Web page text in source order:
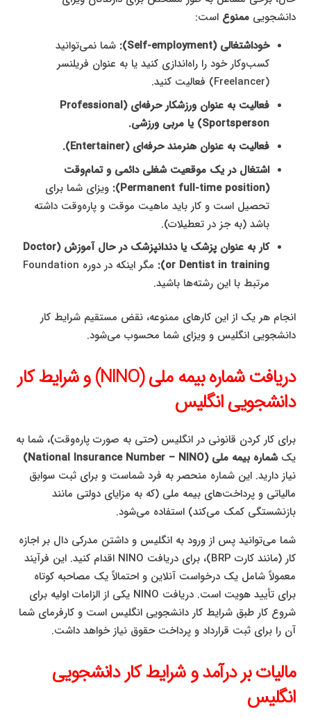
دانشجوییممنوع است:
خوداشتغالی (Self-employment):
شما نمی‌توانید
کسب‌وکار خود را راه‌اندازی کنید یا به عنوان فریلنسر
(Freelancer) فعالیت کنید.
فعالیت به عنوان ورزشکار حرفه‌ای (Professional
Sportsperson) یا مربی ورزشی.
فعالیت به عنوان هنرمند حرفه‌ای (Entertainer).
اشتغال در یک موقعیت شغلی دائمی و تمام‌وقت
(Permanent full-time position):
ویزای شما برای
تحصیل است و کار باید ماهیت موقت و پاره‌وقت داشته
باشد (به جز در تعطیلات).
کار به عنوان پزشک یا دندانپزشک در حال آموزش (Doctor
or Dentist in training):
مگر اینکه در دوره Foundation
مرتبط با این رشته‌ها باشید.
انجام هر یک از این کارهای ممنوعه، نقض مستقیم شرایط کار
دانشجویی انگلیس و ویزای شما محسوب می‌شود.
دریافت شماره بیمه ملی (NINO) و شرایط کار
دانشجویی انگلیس
برای کار کردن قانونی در انگلیس (حتی به صورت پاره‌وقت)، شما به
یکشماره بیمه ملی (National Insurance Number – NINO)
نیاز دارید. این شماره منحصر به فرد شماست و برای ثبت سوابق
مالیاتی و پرداخت‌های بیمه ملی (که به مزایای دولتی مانند
بازنشستگی کمک می‌کند) استفاده می‌شود.
شما می‌توانید پس از ورود به انگلیس و داشتن مدرکی دال بر اجازه
کار (مانند کارت BRP)، برای دریافت NINO اقدام کنید. این فرآیند
معمولاً شامل یک درخواست آنلاین و احتمالاً یک مصاحبه کوتاه
برای تأیید هویت است. دریافت NINO یکی از الزامات اولیه برای
شروع کار طبق شرایط کار دانشجویی انگلیس است و کارفرمای شما
آن را برای ثبت قرارداد و پرداخت حقوق نیاز خواهد داشت.
مالیات بر درآمد و شرایط کار دانشجویی
انگلیس